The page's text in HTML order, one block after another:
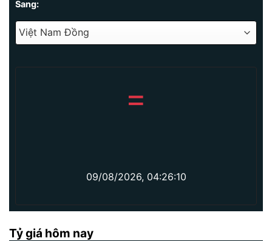
Sang:
=
09/08/2026, 04:26:10
Tỷ giá hôm nay